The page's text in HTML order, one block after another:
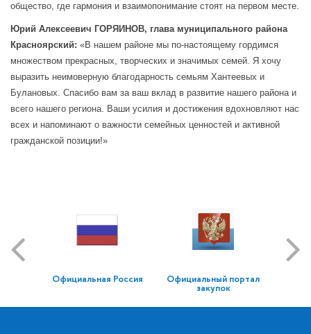
общество, где гармония и взаимопонимание стоят на первом месте.
Юрий Алексеевич ГОРЯИНОВ, глава муниципального района
Красноярский: «В нашем районе мы по-настоящему гордимся
множеством прекрасных, творческих и значимых семей. Я хочу
выразить неимоверную благодарность семьям Хантеевых и
Булановых. Спасибо вам за ваш вклад в развитие нашего района и
всего нашего региона. Ваши усилия и достижения вдохновляют нас
всех и напоминают о важности семейных ценностей и активной
гражданской позиции!»
Официальная Россия Официальный портал
закупок